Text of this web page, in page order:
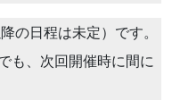
の日程は未定）です。
も、次回開催時に間に